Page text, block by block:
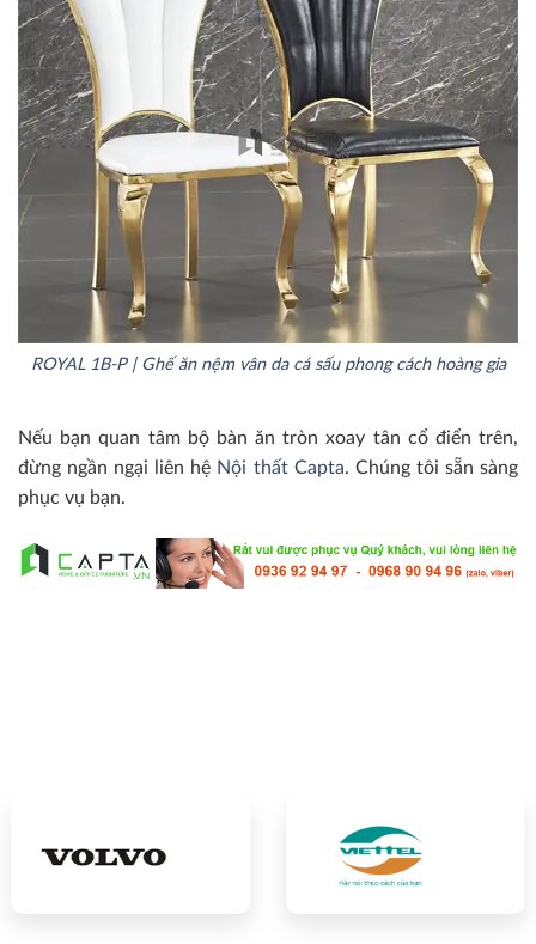
ROYAL 1B-P | Ghế ăn nệm vân da cá sấu phong cách hoàng gia
Nếu bạn quan tâm bộ bàn ăn tròn xoay tân cổ điển trên,
đừng ngần ngại liên hệ Nội thất Capta. Chúng tôi sẵn sàng
phục vụ bạn.